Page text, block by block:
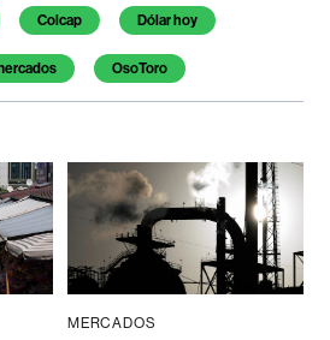
Colcap Dólar hoy
OsoToro
MERCADOS